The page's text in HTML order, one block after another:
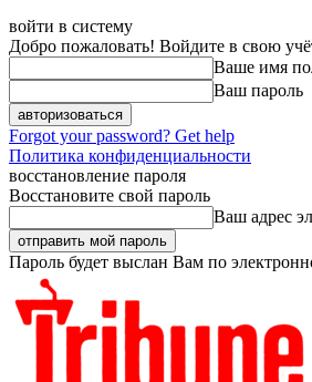
войти в систему
Добро пожаловать! Войдите в свою
Ваше имя
Ваш пароль
Forgot your password? Get help
Политика конфиденциальности
восстановление пароля
Восстановите свой пароль
Ваш адрес
Пароль будет выслан Вам по